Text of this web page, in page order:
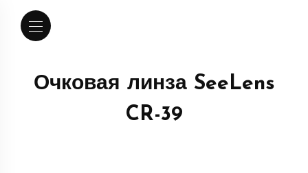
Очковая линза SeeLens
CR-39